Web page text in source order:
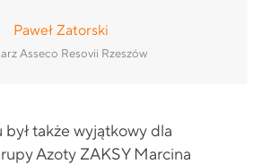
Paweł Zatorski
Asseco Resovii Rzeszów
także wyjątkowy dla
Azoty ZAKSY Marcina